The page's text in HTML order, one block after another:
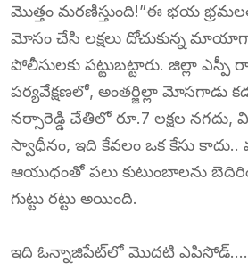
మొత్తం మరణిస్తుంది!”ఈ భయ
మోసం చేసి లక్షలు దోచుకున్న
పోలీసులకు పట్టుబట్టారు. జిల్లా ఎస్పీ
పర్యవేక్షణలో, అంతర్జిల్లా మోసగాడు
నర్సారెడ్డి చేతిలో రూ.7 లక్షల నగదు,
స్వాధీనం, ఇది కేవలం ఒక కేసు
ఆయుధంతో పలు కుటుంబాలను
గుట్టు రట్టు అయింది.
ఇది ఓన్నాజిపేట్‌లో మొదటి ఎపిసోడ్….